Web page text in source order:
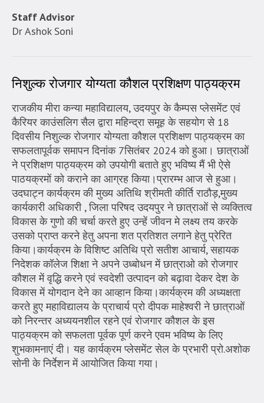
Staff Advisor
Dr Ashok Soni
निशुल्क रोजगार योग्यता कौशल प्रशिक्षण पाठ्यक्रम
राजकीय मीरा कन्या महाविद्यालय, उदयपुर के कैम्पस प्लेसमेंट एवं
कैरियर काउंसलिग सैल द्वारा महिन्द्रा समूह के सहयोग से 18
दिवसीय निशुल्क रोजगार योग्यता कौशल प्रशिक्षण पाठ्यक्रम का
सफलतापूर्वक समापन दिनांक 7सितंबर 2024 को हुआ। छात्राओं
ने प्रशिक्षण पाठ्यक्रम को उपयोगी बताते हुए भविष्य मैं भी ऐसे
पाठयक्रमों को कराने का आग्रह किया।प्रारम्भ आज से हुआ।
उदघाट्न कार्यक्रम की मुख्य अतिथि श्रीमती कीर्ति राठौड़,मुख्य
कार्यकारी अधिकारी , जिला परिषद उदयपुर ने छात्राओं से व्यक्तित्व
विकास के गुणो की चर्चा करते हुए उन्हें जीवन मे लक्ष्य तय करके
उसको प्राप्त करने हेतु अपना शत प्रतिशत लगाने हेतु प्रेरित
किया।कार्यक्रम के विशिष्ट अतिथि प्रो सतीश आचार्य, सहायक
निदेशक कॉलेज शिक्षा ने अपने उध्बोधन में छात्राओ को रोजगार
कौशल में वृद्धि करने एवं स्वदेशी उत्पादन को बढ़ावा देकर देश के
विकास में योगदान देने का आव्हान किया।कार्यक्रम की अध्यक्षता
करते हुए महाविद्यालय के प्राचार्य प्रो दीपक माहेश्वरी ने छात्राओं
को निरन्तर अध्ययनशील रहने एवं रोजगार कौशल के इस
पाठ्यक्रम को सफलता पूर्वक पूर्ण करने एवम भविष्य के लिए
शुभकामनाएं दी। यह कार्यक्रम प्लेसमेंट सेल के प्रभारी प्रो.अशोक
सोनी के निर्देशन में आयोजित किया गया।